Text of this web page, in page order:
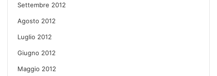
Settembre 2012
Agosto 2012
Luglio 2012
Giugno 2012
Maggio 2012